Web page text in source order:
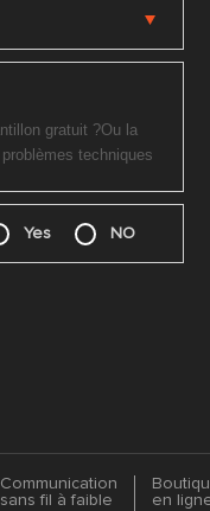
Yes NO
Communication
sans fil à faible
en